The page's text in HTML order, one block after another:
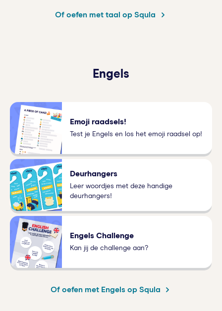
Of oefen met taal op Squla
Engels
Emoji raadsels!
Test je Engels en los het emoji raadsel op!
Deurhangers
Leer woordjes met deze handige
deurhangers!
Engels Challenge
Kan jij de challenge aan?
Of oefen met Engels op Squla